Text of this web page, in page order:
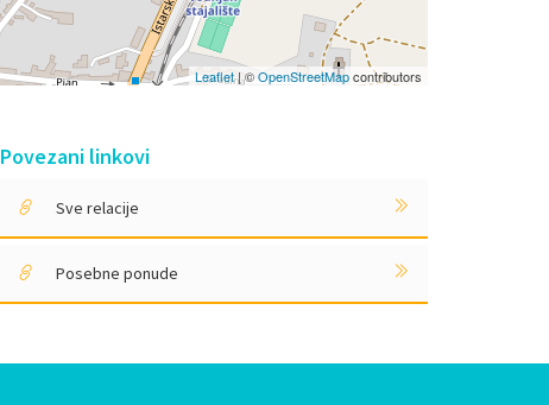
Leaflet| ©OpenStreetMapcontributors
Povezani linkovi
Sve relacije
Posebne ponude